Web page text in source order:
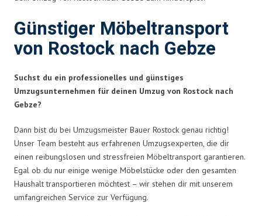
Günstiger Möbeltransport
von Rostock nach Gebze
Suchst du ein professionelles und günstiges
Umzugsunternehmen für deinen Umzug von Rostock nach
Gebze?
Dann bist du bei Umzugsmeister Bauer Rostock genau richtig!
Unser Team besteht aus erfahrenen Umzugsexperten, die dir
einen reibungslosen und stressfreien Möbeltransport garantieren.
Egal ob du nur einige wenige Möbelstücke oder den gesamten
Haushalt transportieren möchtest – wir stehen dir mit unserem
umfangreichen Service zur Verfügung.